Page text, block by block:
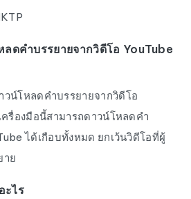
ดคำบรรยายจากวิดีโอ YouTube
วน์โหลดคำบรรยายจากวิดีโอ
ครื่องมือนี้สามารถดาวน์โหลดคำ
ได้เกือบทั้งหมด ยกเว้นวิดีโอที่ผู้
ย
ะไร